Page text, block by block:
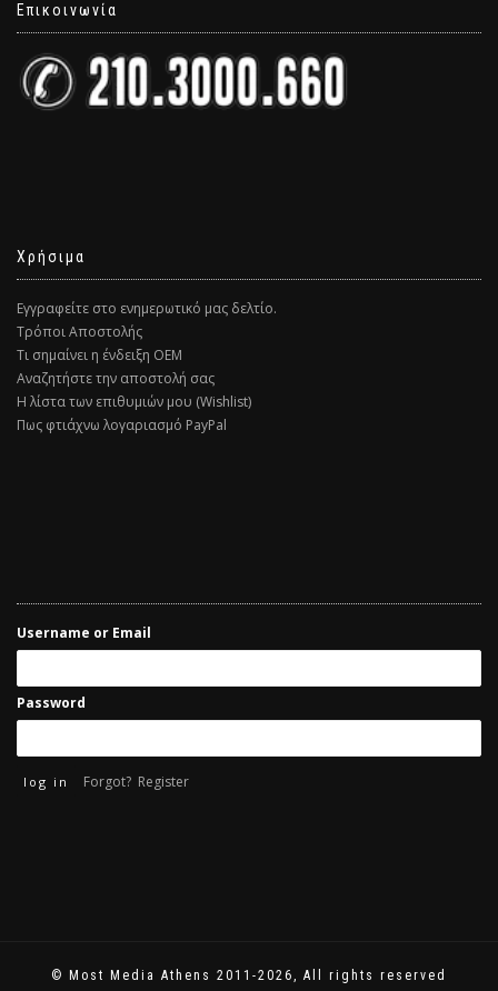
Επικοινωνία
Χρήσιμα
Εγγραφείτε στο ενημερωτικό μας δελτίο.
Τρόποι Αποστολής
Τι σημαίνει η ένδειξη ΟΕΜ
Αναζητήστε την αποστολή σας
Η λίστα των επιθυμιών μου (Wishlist)
Πως φτιάχνω λογαριασμό PayPal
Username or Email
Password
Forgot? Register
© Most Media Athens 2011-2026, All rights reserved